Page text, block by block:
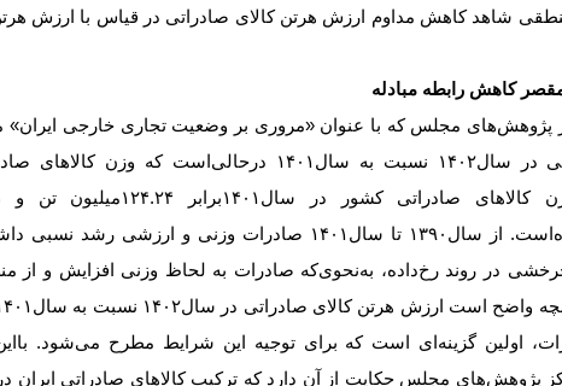
شاهد کاهش مداوم ارزش هر‌تن کالای صادراتی در قیاس با ارزش هر‌تن
کاهش رابطه مبادله
مجلس که با عنوان «مروری بر وضعیت تجاری خارجی
ارزش صادرات گمرکی در سال‌۱۴۰۲ نسبت به سال‌۱۴۰۱ درحالی‌‌‌‌‌است که
به سال‌۱۴۰۱ چرخشی در روند رخ‌داده، به‌نحوی‌که صادرات به لحاظ وزنی افزایش
اولین گزینه‌‌‌‌‌ای است که برای توجیه این شرایط مطرح می‌شود.
پژوهش‌های مجلس حکایت از آن دارد که ترکیب کالاهای صادراتی ایران در